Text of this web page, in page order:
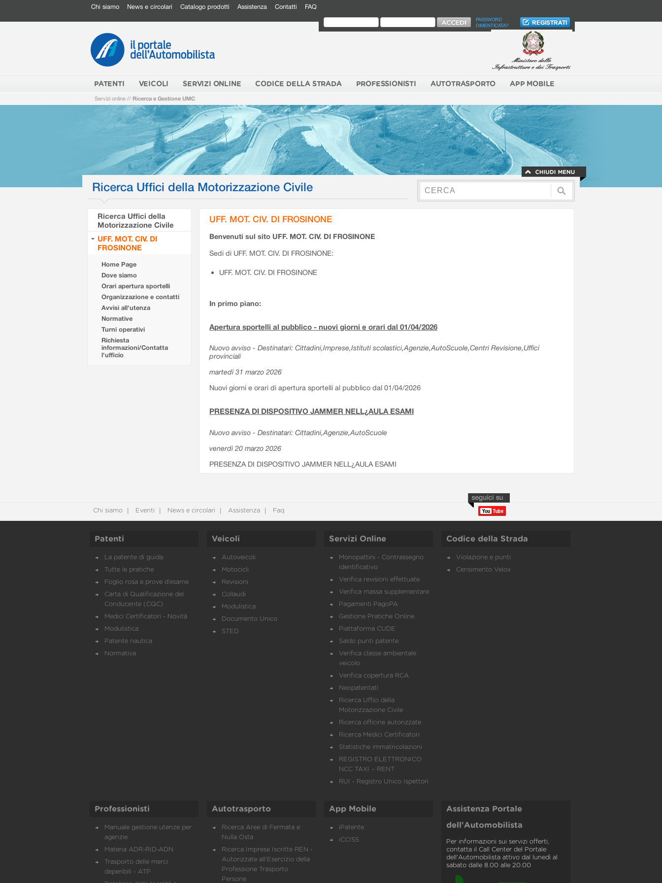
Chi siamo News e circolari Catalogo prodotti Assistenza Contatti FAQ
PASSWORD
DIMENTICATA?
PATENTI VEICOLI SERVIZI ONLINE CODICE DELLA STRADA PROFESSIONISTI AUTOTRASPORTO APP MOBILE
Servizi online // Ricerca e Gestione UMC
Ricerca Uffici della Motorizzazione Civile
Ricerca Uffici della
Motorizzazione Civile
UFF. MOT. CIV. DI
FROSINONE
Home Page
Dove siamo
Orari apertura sportelli
Organizzazione e contatti
Avvisi all'utenza
Normative
Turni operativi
Richiesta
informazioni/Contatta
l'ufficio
UFF. MOT. CIV. DI FROSINONE
Benvenuti sul sito UFF. MOT. CIV. DI FROSINONE
Sedi di UFF. MOT. CIV. DI FROSINONE:
UFF. MOT. CIV. DI FROSINONE
In primo piano:
Apertura sportelli al pubblico - nuovi giorni e orari dal 01/04/2026
Nuovo avviso - Destinatari: Cittadini,Imprese,Istituti scolastici,Agenzie,AutoScuole,Centri Revisione,Uffici
provinciali
martedì 31 marzo 2026
Nuovi giorni e orari di apertura sportelli al pubblico dal 01/04/2026
PRESENZA DI DISPOSITIVO JAMMER NELL¿AULA ESAMI
Nuovo avviso - Destinatari: Cittadini,Agenzie,AutoScuole
venerdì 20 marzo 2026
PRESENZA DI DISPOSITIVO JAMMER NELL¿AULA ESAMI
Chi siamo Eventi News e circolari Assistenza Faq
Patenti
La patente di guida
Tutte le pratiche
Foglio rosa e prove d’esame
Carta di Qualificazione del
Conducente (CQC)
Medici Certificatori - Novità
Modulistica
Patente nautica
Normativa
Veicoli
Autoveicoli
Motocicli
Revisioni
Collaudi
Modulistica
Documento Unico
STED
Servizi Online
Monopattini - Contrassegno
identificativo
Verifica revisioni effettuate
Verifica massa supplementare
Pagamenti PagoPA
Gestione Pratiche Online
Piattaforma CUDE
Saldo punti patente
Verifica classe ambientale
veicolo
Verifica copertura RCA
Neopatentati
Ricerca Uffici della
Motorizzazione Civile
Ricerca officine autorizzate
Ricerca Medici Certificatori
Statistiche immatricolazioni
REGISTRO ELETTRONICO
NCC TAXI – RENT
RUI - Registro Unico Ispettori
Codice della Strada
Violazione e punti
Censimento Velox
Professionisti
Manuale gestione utenze per
agenzie
Materia ADR-RID-ADN
Trasporto delle merci
deperibili - ATP
Autotrasporto
Ricerca Aree di Fermata e
Nulla Osta
Ricerca Imprese Iscritte REN -
Autorizzate all'Esercizio della
Professione Trasporto
Persone
App Mobile
iPatente
iCCISS
Assistenza Portale
dell'Automobilista
Per informazioni sui servizi offerti,
contatta il Call Center del Portale
dell'Automobilista attivo dal lunedì al
sabato dalle 8.00 alle 20.00